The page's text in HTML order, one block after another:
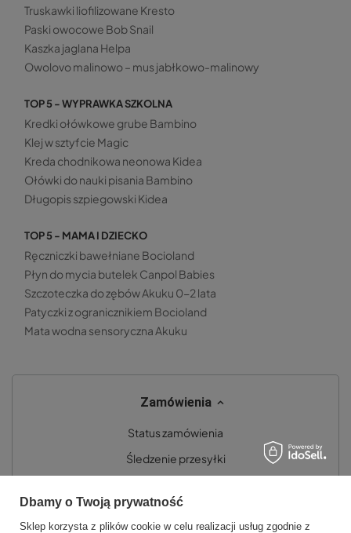
Truskawki liofilizowane Kresto
Paski owocowe Bob Snail
Kaszka jaglana Helpa
Owolovo malinowo – mus jabłkowo-malinowy
TOP 5 - WYPRAWKA SZKOLNA
Kredki ołówkowe grube Bambino
Klej w sztyfcie Magic
Kreda chodnikowa neonowa Kidea
Ołówki do nauki pisania Bambino
Długopis szpiegowski Kidea
TOP 5 - MAMA I DZIECKO
Ręczniczki bawełniane Bocioland
Płyn do mycia butelek Canpol Babies
Szczoteczka do zębów Akuku 0-2 lata
Patyczki z ogranicznikiem Bocioland
Mata wodna sensoryczna Akuku
Zamówienia
Status zamówienia
Śledzenie przesyłki
Chcę zwrócić produkt
Dbamy o Twoją prywatność
Sklep korzysta z plików cookie w celu realizacji usług zgodnie z